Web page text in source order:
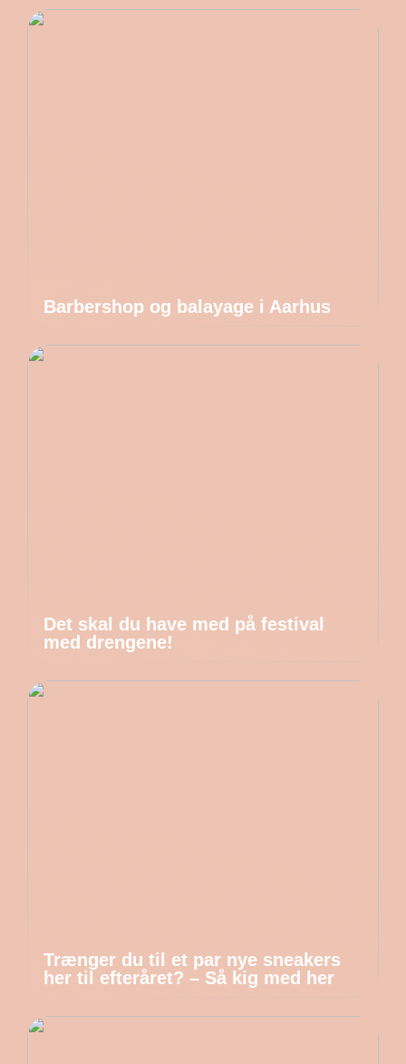
Barbershop og balayage i Aarhus
Det skal du have med på festival
med drengene!
Trænger du til et par nye sneakers
her til efteråret? – Så kig med her